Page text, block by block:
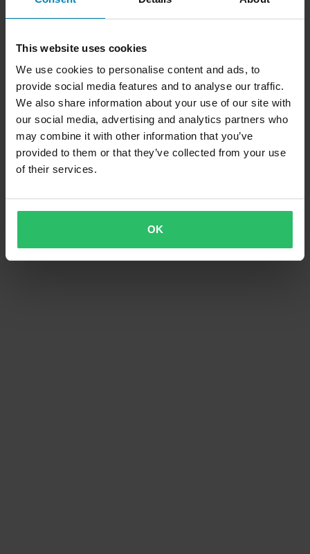
This website uses cookies
We use cookies to personalise content and ads, to
provide social media features and to analyse our traffic.
We also share information about your use of our site with
our social media, advertising and analytics partners who
may combine it with other information that you’ve
provided to them or that they’ve collected from your use
of their services.
OK